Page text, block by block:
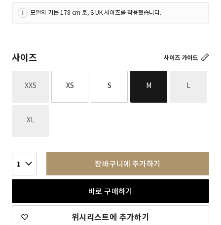
모델의 키는 178 cm 로, S UK 사이즈를 착용했습니다.
사이즈 가이드
사이즈
XXS재고없음 XS S M L
XL
1 장바구니에 추가하기
바로 구매하기
위시리스트에 추가하기